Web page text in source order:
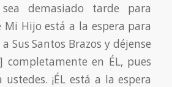
demasiado tarde para
Mi Hijo está a la espera para
Sus Santos Brazos y déjense
completamente en ÉL, pues
¡ÉL está a la espera